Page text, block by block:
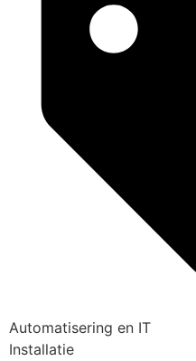
Automatisering en IT
Installatie